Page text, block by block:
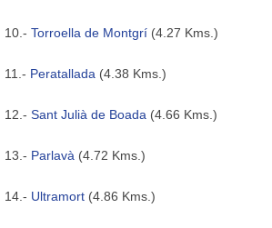
10.- Torroella de Montgrí (4.27 Kms.)
11.- Peratallada (4.38 Kms.)
12.- Sant Julià de Boada (4.66 Kms.)
13.- Parlavà (4.72 Kms.)
14.- Ultramort (4.86 Kms.)